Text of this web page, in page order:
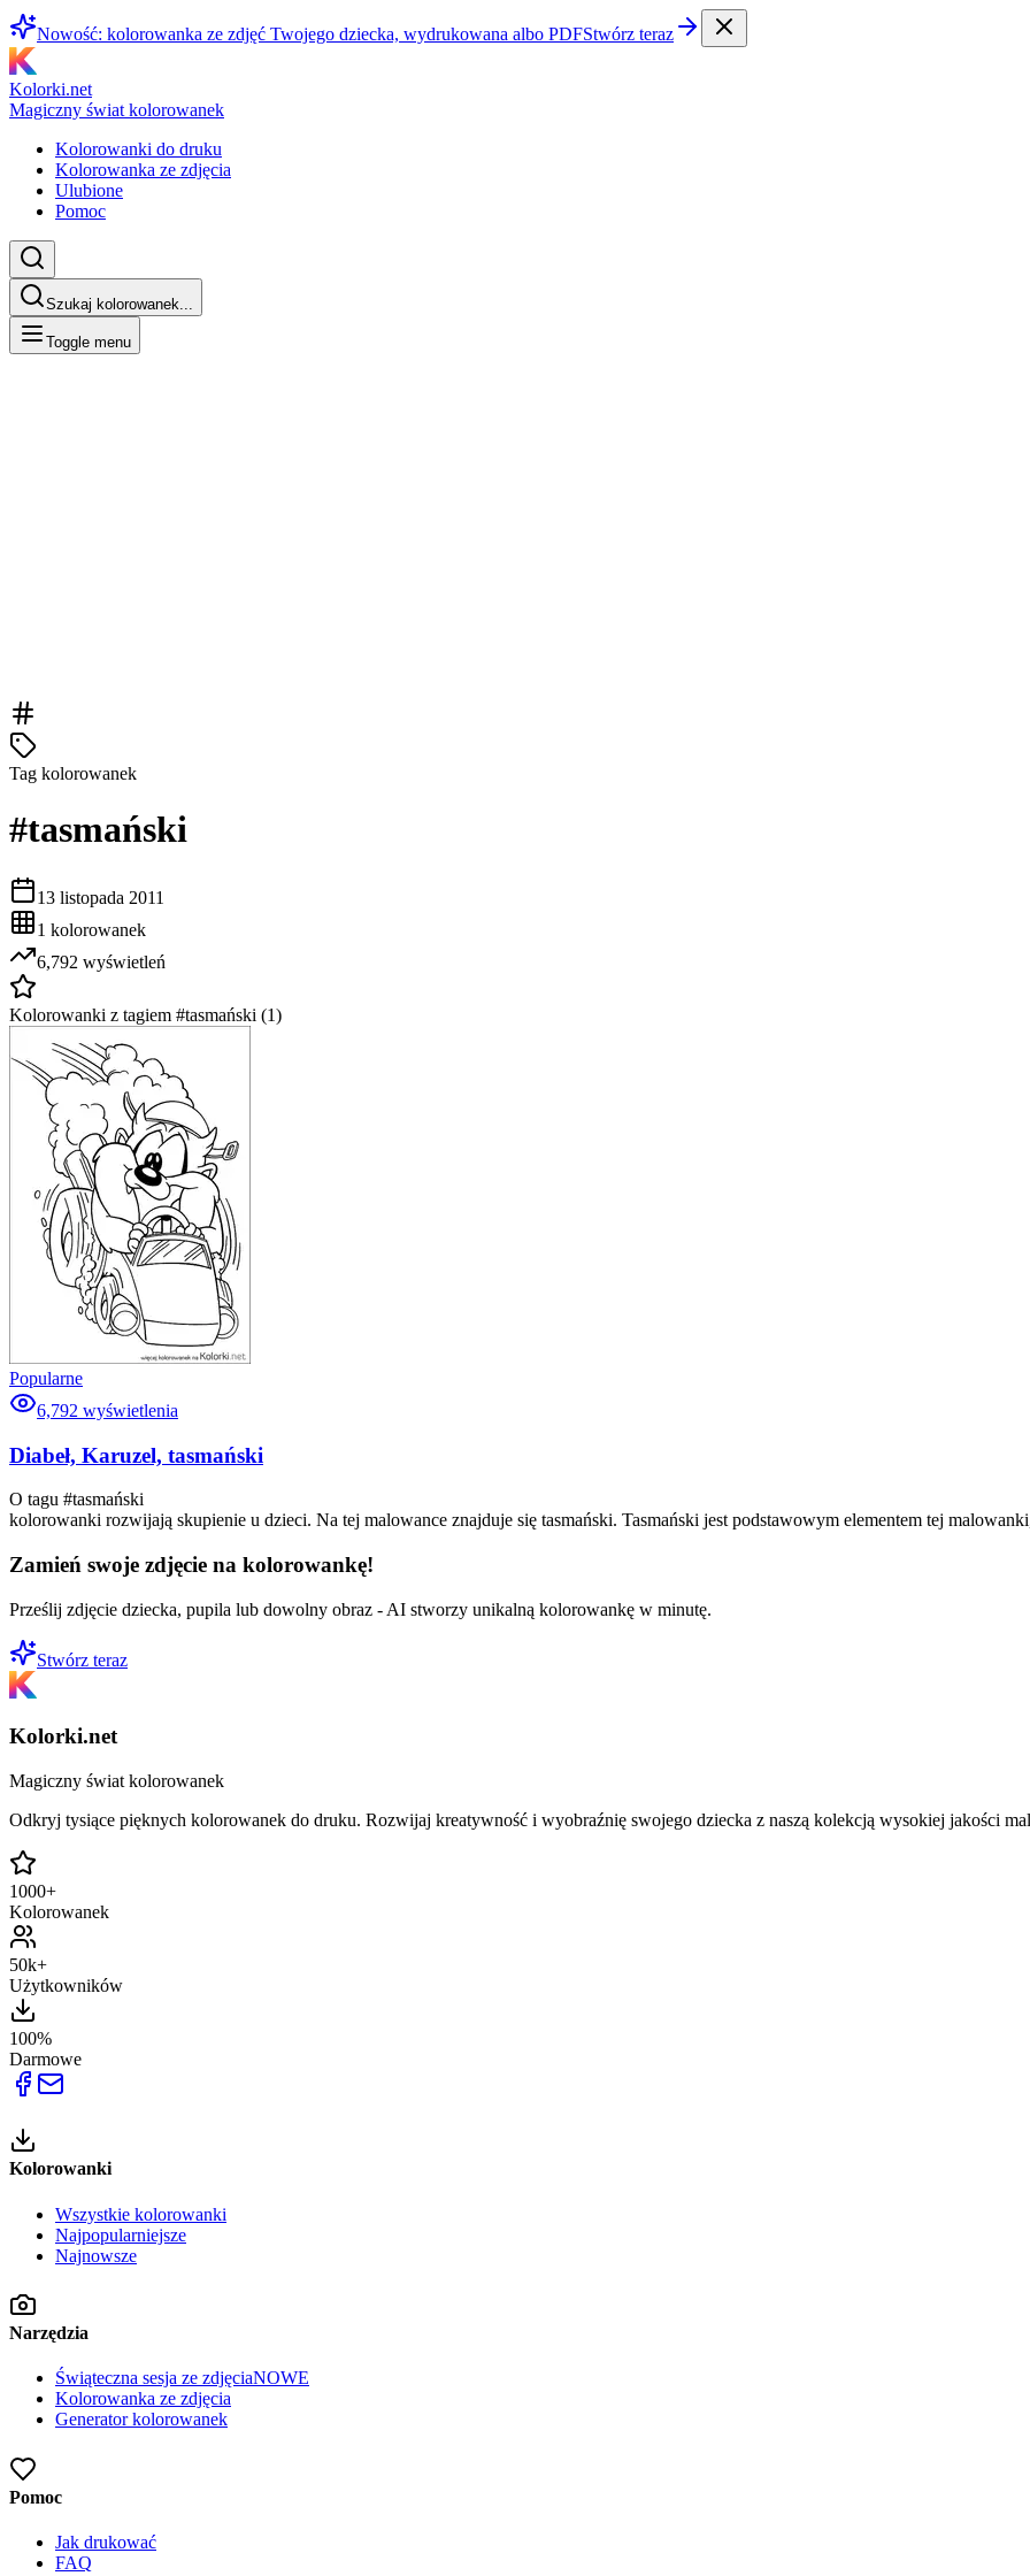
Nowość: kolorowanka ze zdjęć Twojego dziecka, wydrukowana albo PDFStwórz teraz
Kolorki.net
Magiczny świat kolorowanek
Kolorowanki do druku
Kolorowanka ze zdjęcia
Ulubione
Pomoc
Szukaj kolorowanek...
Toggle menu
Tag kolorowanek
#tasmański
13 listopada 2011
1 kolorowanek
6,792 wyświetleń
Kolorowanki z tagiem #tasmański (1)
Popularne
6,792 wyświetlenia
Diabeł, Karuzel, tasmański
O tagu #tasmański
kolorowanki rozwijają skupienie u dzieci. Na tej malowance znajduje się tasmański. Tasmański jest podstawowym elementem tej
Zamień swoje zdjęcie na kolorowankę!
Prześlij zdjęcie dziecka, pupila lub dowolny obraz - AI stworzy unikalną kolorowankę w minutę.
Stwórz teraz
Kolorki.net
Magiczny świat kolorowanek
Odkryj tysiące pięknych kolorowanek do druku. Rozwijaj kreatywność i wyobraźnię swojego dziecka z naszą kolekcją wysokiej jakości
1000+
Kolorowanek
50k+
Użytkowników
100%
Darmowe
Kolorowanki
Wszystkie kolorowanki
Najpopularniejsze
Najnowsze
Narzędzia
Świąteczna sesja ze zdjęciaNOWE
Kolorowanka ze zdjęcia
Generator kolorowanek
Pomoc
Jak drukować
FAQ